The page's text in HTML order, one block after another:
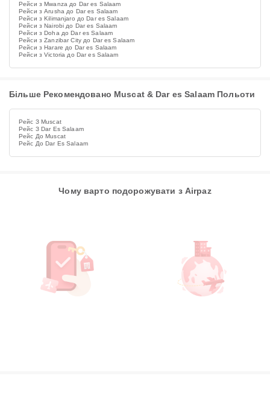
Рейси з Mwanza до Dar es Salaam
Рейси з Arusha до Dar es Salaam
Рейси з Kilimanjaro до Dar es Salaam
Рейси з Nairobi до Dar es Salaam
Рейси з Doha до Dar es Salaam
Рейси з Zanzibar City до Dar es Salaam
Рейси з Harare до Dar es Salaam
Рейси з Victoria до Dar es Salaam
Більше Рекомендовано Muscat & Dar es Salaam Польоти
Рейс З Muscat
Рейс З Dar Es Salaam
Рейс До Muscat
Рейс До Dar Es Salaam
Чому варто подорожувати з Airpaz